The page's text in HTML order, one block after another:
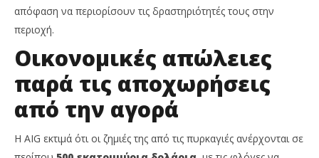
Team
απόφαση να περιορίσουν τις δραστηριότητές τους στην
περιοχή.
Οικονομικές απώλειες
παρά τις αποχωρήσεις
από την αγορά
Η AIG εκτιμά ότι οι ζημιές της από τις πυρκαγιές ανέρχονται σε